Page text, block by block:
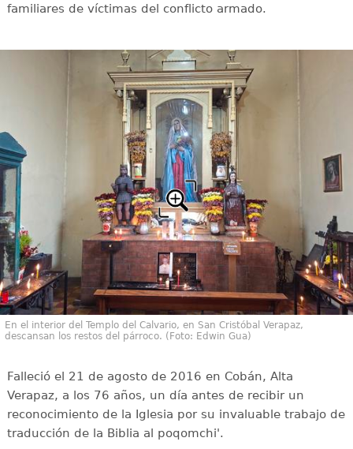
familiares de víctimas del conflicto armado.
En el interior del Templo del Calvario, en San Cristóbal Verapaz,
descansan los restos del párroco. (Foto: Edwin Gua)
Falleció el 21 de agosto de 2016 en Cobán, Alta
Verapaz, a los 76 años, un día antes de recibir un
reconocimiento de la Iglesia por su invaluable trabajo de
traducción de la Biblia al poqomchi'.